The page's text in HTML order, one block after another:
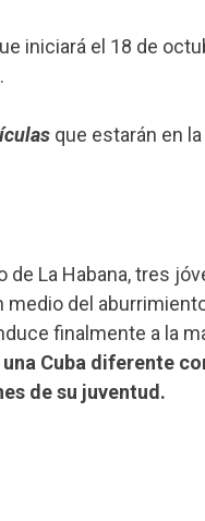
iniciará el 18 de
que estarán en
de La Habana, tres
del
finalmente a la
Cuba diferente
de su juventud.